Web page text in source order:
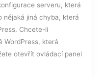
serveru, která
nějaká jiná chyba, která
Chcete-li
WordPress, která
otevřít ovládací panel